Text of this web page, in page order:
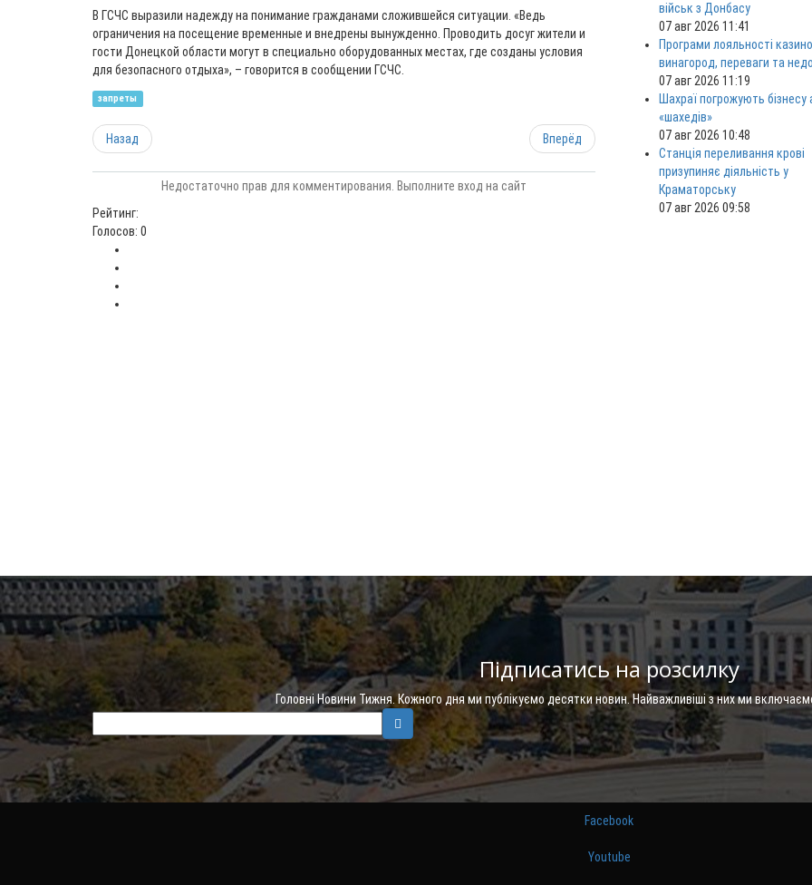
В ГСЧС выразили надежду на понимание гражданами сложившейся ситуации. «Ведь
ограничения на посещение временные и внедрены вынужденно. Проводить досуг жители и
гости Донецкой области могут в специально оборудованных местах, где созданы условия
для безопасного отдыха», – говорится в сообщении ГСЧС.
запреты
Назад Вперёд
Недостаточно прав для комментирования. Выполните вход на сайт
Рейтинг:
Голосов: 0
військ з Донбасу
07 авг 2026 11:41
Програми лояльності
винагород, переваги та
07 авг 2026 11:19
Шахраї погрожують бізнесу
«шахедів»
07 авг 2026 10:48
Станція переливання крові
призупиняє діяльність у
Краматорську
07 авг 2026 09:58
Підписатись на розсилку
Головні Новини Тижня. Кожного дня ми публікуємо десятки новин. Найважливіші з них ми
Facebook
Youtube